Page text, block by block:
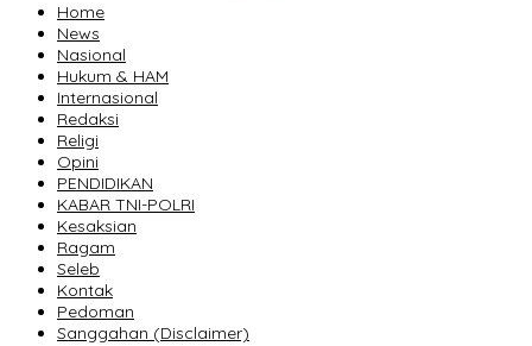
Home
News
Nasional
Hukum & HAM
Internasional
Redaksi
Religi
Opini
PENDIDIKAN
KABAR TNI-POLRI
Kesaksian
Ragam
Seleb
Kontak
Pedoman
Sanggahan (Disclaimer)